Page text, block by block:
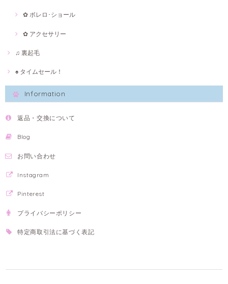
✿ ボレロ･ショール
✿ アクセサリー
♫ 裏起毛
♠ タイムセール！
Information
返品・交換について
Blog
お問い合わせ
Instagram
Pinterest
プライバシーポリシー
特定商取引法に基づく表記